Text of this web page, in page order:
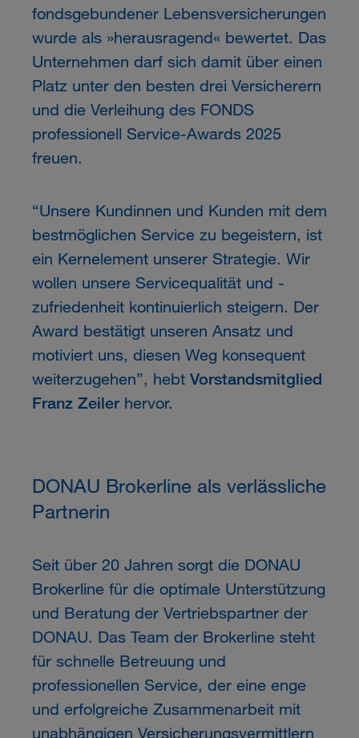
fondsgebundener Lebensversicherungen
wurde als »herausragend« bewertet. Das
Unternehmen darf sich damit über einen
Platz unter den besten drei Versicherern
und die Verleihung des FONDS
professionell Service-Awards 2025
freuen.
“Unsere Kundinnen und Kunden mit dem
bestmöglichen Service zu begeistern, ist
ein Kernelement unserer Strategie. Wir
wollen unsere Servicequalität und -
zufriedenheit kontinuierlich steigern. Der
Award bestätigt unseren Ansatz und
motiviert uns, diesen Weg konsequent
weiterzugehen”, hebt Vorstandsmitglied
Franz Zeiler hervor.
DONAU Brokerline als verlässliche
Partnerin
Seit über 20 Jahren sorgt die DONAU
Brokerline für die optimale Unterstützung
und Beratung der Vertriebspartner der
DONAU. Das Team der Brokerline steht
für schnelle Betreuung und
professionellen Service, der eine enge
und erfolgreiche Zusammenarbeit mit
unabhängigen Versicherungsvermittlern